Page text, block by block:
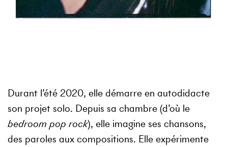
Durant l’été 2020, elle démarre en autodidacte
son projet solo. Depuis sa chambre (d’où le
bedroom pop rock), elle imagine ses chansons,
des paroles aux compositions. Elle expérimente